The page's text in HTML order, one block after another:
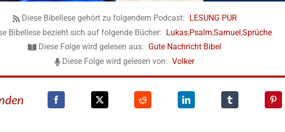
Diese Bibellese gehört zu folgendem Podcast: LESUNG PUR
Bibellese bezieht sich auf folgende Bücher: Lukas,Psalm,Samuel,Sprüche
Diese Folge wird gelesen aus: Gute Nachricht Bibel
Diese Folge wird gelesen von: Volker